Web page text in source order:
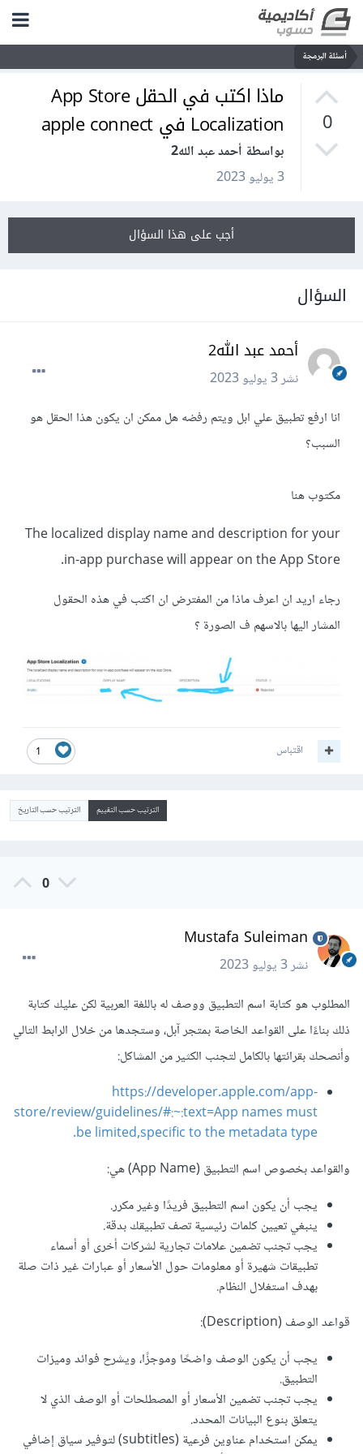
أسئلة البرمجة
0
ماذا اكتب في الحقل App Store
Localization في apple connect
بواسطة أحمد عبد الله2
3 يوليو 2023
أجب على هذا السؤال
السؤال
أحمد عبد الله2
نشر3 يوليو 2023
انا ارفع تطبيق علي ابل ويتم رفضه هل ممكن ان يكون هذا الحقل هو
السبب؟
مكتوب هنا
The localized display name and description for your
in-app purchase will appear on the App Store.
رجاء اريد ان اعرف ماذا من المفترض ان اكتب في هذه الحقول
المشار اليها بالاسهم ف الصورة ؟
1 اقتباس
الترتيب حسب التقييم الترتيب حسب التاريخ
0
Mustafa Suleiman
نشر3 يوليو 2023
المطلوب هو كتابة اسم التطبيق ووصف له باللغة العربية لكن عليك كتابة
ذلك بناءًا على القواعد الخاصة بمتجر آبل، وستجدها من خلال الرابط التالي
وأنصحك بقرائتها بالكامل لتجنب الكثير من المشاكل:
https://developer.apple.com/app-
store/review/guidelines/#:~:text=App names must
be limited,specific to the metadata type.
والقواعد بخصوص اسم التطبيق (App Name) هي:
يجب أن يكون اسم التطبيق فريدًا وغير مكرر.
ينبغي تعيين كلمات رئيسية تصف تطبيقك بدقة.
يجب تجنب تضمين علامات تجارية لشركات أخرى أو أسماء
تطبيقات شهيرة أو معلومات حول الأسعار أو عبارات غير ذات صلة
بهدف استغلال النظام.
قواعد الوصف (Description):
يجب أن يكون الوصف واضحًا وموجزًا، ويشرح فوائد وميزات
التطبيق.
يجب تجنب تضمين الأسعار أو المصطلحات أو الوصف الذي لا
يتعلق بنوع البيانات المحدد.
يمكن استخدام عناوين فرعية (subtitles) لتوفير سياق إضافي